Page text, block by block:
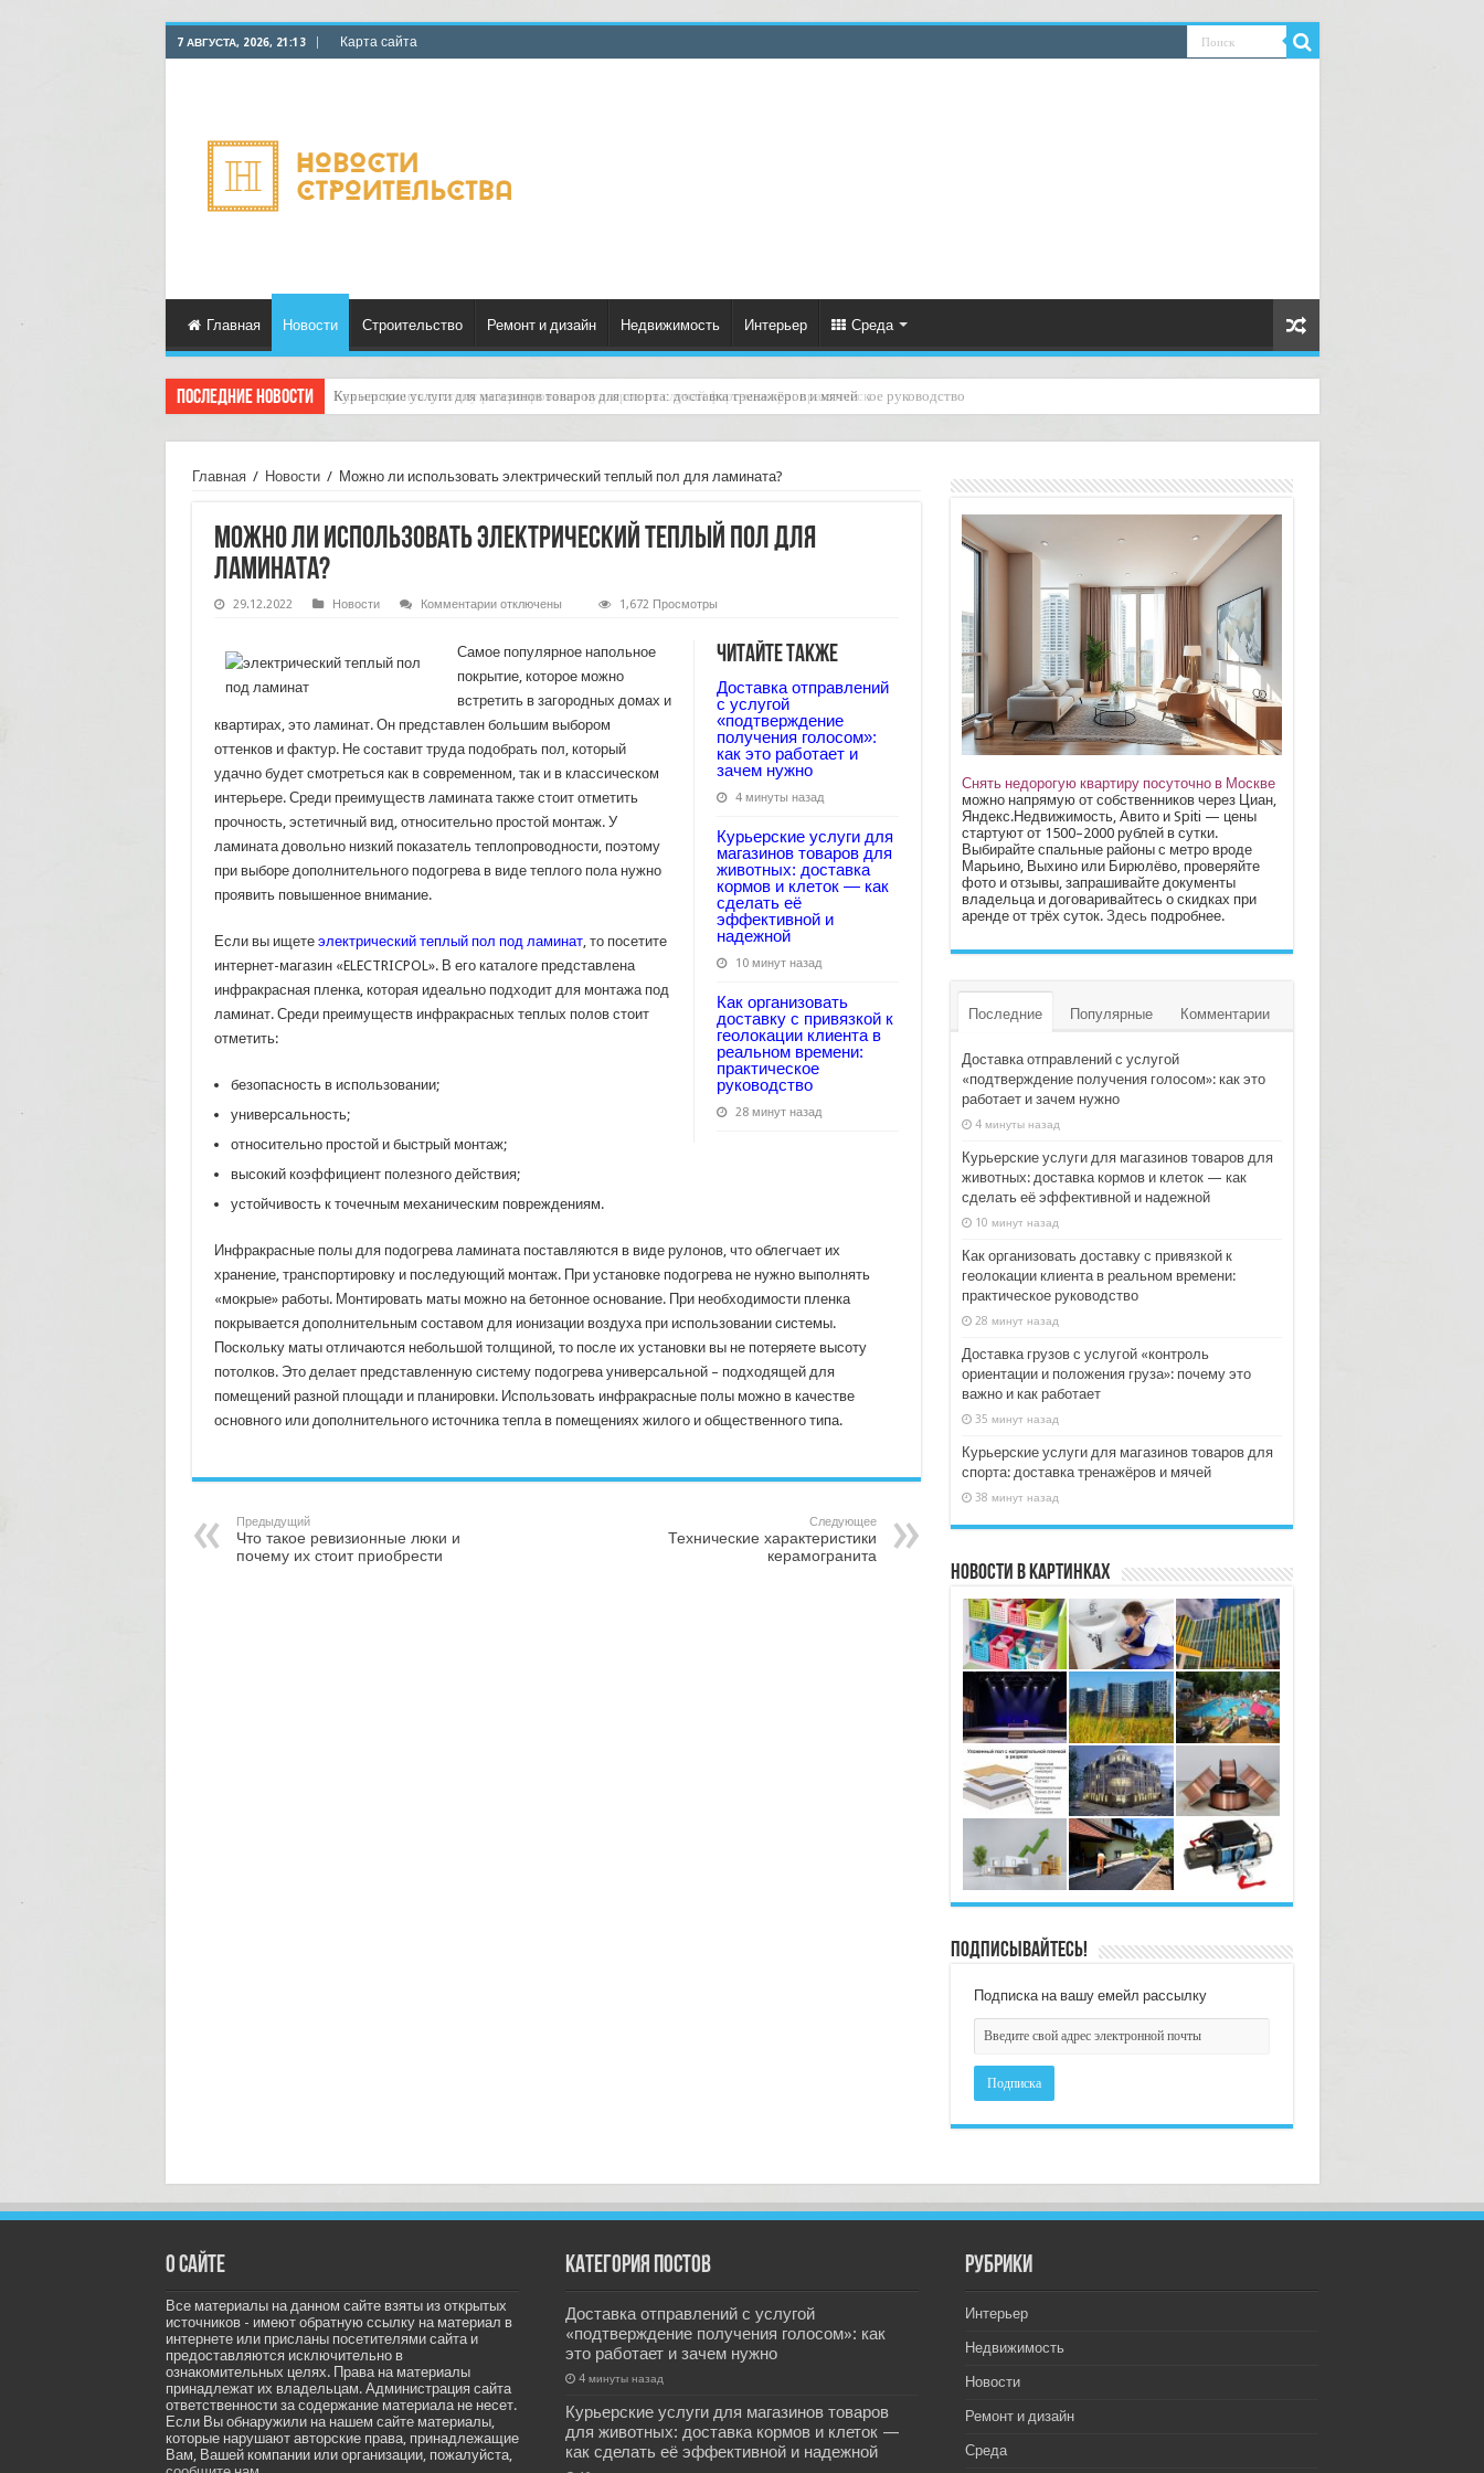
7 АВГУСТА, 2026, 21:13 Карта сайта
Главная Новости Строительство Ремонт и дизайн Недвижимость Интерьер Среда
Последние новости Как настроить систему резервирования курьеров на случай форс‑мажора: практическое руководство
Главная / Новости / Можно ли использовать электрический теплый пол для ламината?
Можно ли использовать электрический теплый пол для
ламината?
29.12.2022 Новости Комментариик
ли
использовать
электрический
пол
для
ламината?
отключены 1,672 Просмотры
Читайте также
Доставка отправлений
с услугой
«подтверждение
получения голосом»:
как это работает и
зачем нужно
4 минуты назад
Курьерские услуги для
магазинов товаров для
животных: доставка
кормов и клеток — как
сделать её
эффективной и
надежной
10 минут назад
Как организовать
доставку с привязкой к
геолокации клиента в
реальном времени:
практическое
руководство
28 минут назад
Самое популярное напольное
покрытие, которое можно
встретить в загородных домах и
квартирах, это ламинат. Он представлен большим выбором
оттенков и фактур. Не составит труда подобрать пол, который
удачно будет смотреться как в современном, так и в классическом
интерьере. Среди преимуществ ламината также стоит отметить
прочность, эстетичный вид, относительно простой монтаж. У
ламината довольно низкий показатель теплопроводности, поэтому
при выборе дополнительного подогрева в виде теплого пола нужно
проявить повышенное внимание.
Если вы ищете электрический теплый пол под ламинат, то посетите
интернет-магазин «ELECTRICPOL». В его каталоге представлена
инфракрасная пленка, которая идеально подходит для монтажа под
ламинат. Среди преимуществ инфракрасных теплых полов стоит
отметить:
безопасность в использовании;
универсальность;
относительно простой и быстрый монтаж;
высокий коэффициент полезного действия;
устойчивость к точечным механическим повреждениям.
Инфракрасные полы для подогрева ламината поставляются в виде рулонов, что облегчает их
хранение, транспортировку и последующий монтаж. При установке подогрева не нужно выполнять
«мокрые» работы. Монтировать маты можно на бетонное основание. При необходимости пленка
покрывается дополнительным составом для ионизации воздуха при использовании системы.
Поскольку маты отличаются небольшой толщиной, то после их установки вы не потеряете высоту
потолков. Это делает представленную систему подогрева универсальной – подходящей для
помещений разной площади и планировки. Использовать инфракрасные полы можно в качестве
основного или дополнительного источника тепла в помещениях жилого и общественного типа.
Предыдущий
Что такое ревизионные люки и
почему их стоит приобрести
Следующее
Технические характеристики
керамогранита
Снять недорогую квартиру посуточно в Москве
можно напрямую от собственников через Циан,
Яндекс.Недвижимость, Авито и Spiti — цены
стартуют от 1500–2000 рублей в сутки.
Выбирайте спальные районы с метро вроде
Марьино, Выхино или Бирюлёво, проверяйте
фото и отзывы, запрашивайте документы
владельца и договаривайтесь о скидках при
аренде от трёх суток. Здесьподробнее.
Последние Популярные Комментарии
Доставка отправлений с услугой
«подтверждение получения голосом»: как это
работает и зачем нужно
4 минуты назад
Курьерские услуги для магазинов товаров для
животных: доставка кормов и клеток — как
сделать её эффективной и надежной
10 минут назад
Как организовать доставку с привязкой к
геолокации клиента в реальном времени:
практическое руководство
28 минут назад
Доставка грузов с услугой «контроль
ориентации и положения груза»: почему это
важно и как работает
35 минут назад
Курьерские услуги для магазинов товаров для
спорта: доставка тренажёров и мячей
38 минут назад
Новости в картинках
Подписывайтесь!
Подписка на вашу емейл рассылку
О сайте
Все материалы на данном сайте взяты из открытых
источников - имеют обратную ссылку на материал в
интернете или присланы посетителями сайта и
предоставляются исключительно в
ознакомительных целях. Права на материалы
принадлежат их владельцам. Администрация сайта
ответственности за содержание материала не несет.
Если Вы обнаружили на нашем сайте материалы,
которые нарушают авторские права, принадлежащие
Вам, Вашей компании или организации, пожалуйста,
Категория постов
Доставка отправлений с услугой
«подтверждение получения голосом»: как
это работает и зачем нужно
4 минуты назад
Курьерские услуги для магазинов товаров
для животных: доставка кормов и клеток —
как сделать её эффективной и надежной
РУбрики
Интерьер
Недвижимость
Новости
Ремонт и дизайн
Среда